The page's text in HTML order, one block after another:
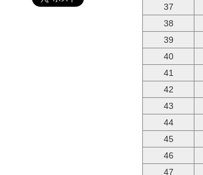
37
38
39
40
41
42
43
44
45
46
47